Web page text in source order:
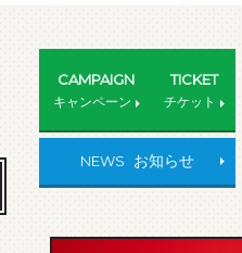
CAMPAIGN
キャンペーン
TICKET
チケット
NEWS お知らせ